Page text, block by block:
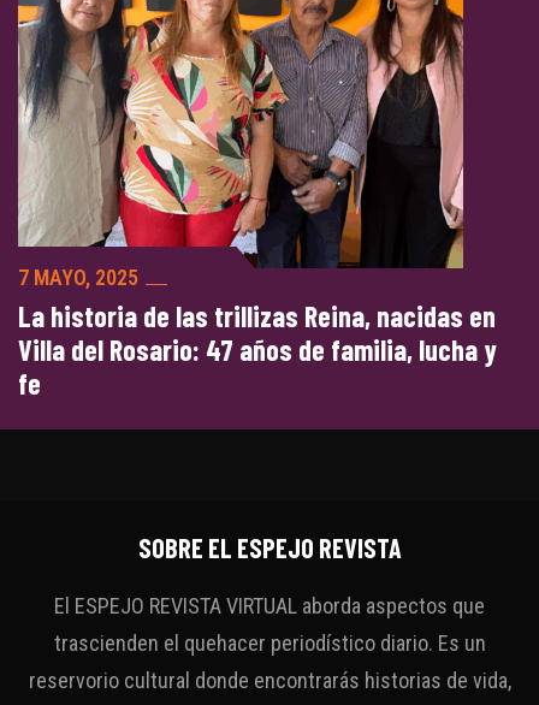
7 MAYO, 2025
La historia de las trillizas Reina, nacidas en
Villa del Rosario: 47 años de familia, lucha y
fe
SOBRE EL ESPEJO REVISTA
El ESPEJO REVISTA VIRTUAL aborda aspectos que
trascienden el quehacer periodístico diario. Es un
reservorio cultural donde encontrarás historias de vida,